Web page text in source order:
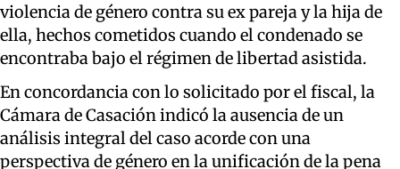
violencia de género contra su ex pareja y la hija de
ella, hechos cometidos cuando el condenado se
encontraba bajo el régimen de libertad asistida.
En concordancia con lo solicitado por el fiscal, la
Cámara de Casación indicó la ausencia de un
análisis integral del caso acorde con una
perspectiva de género en la unificación de la pena